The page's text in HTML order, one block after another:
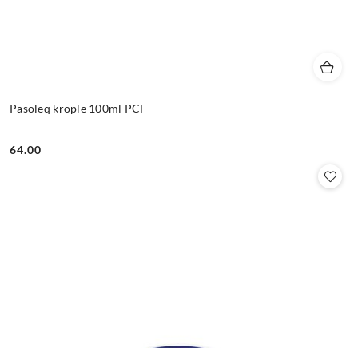
Pasoleq krople 100ml PCF
Cena:
64.00